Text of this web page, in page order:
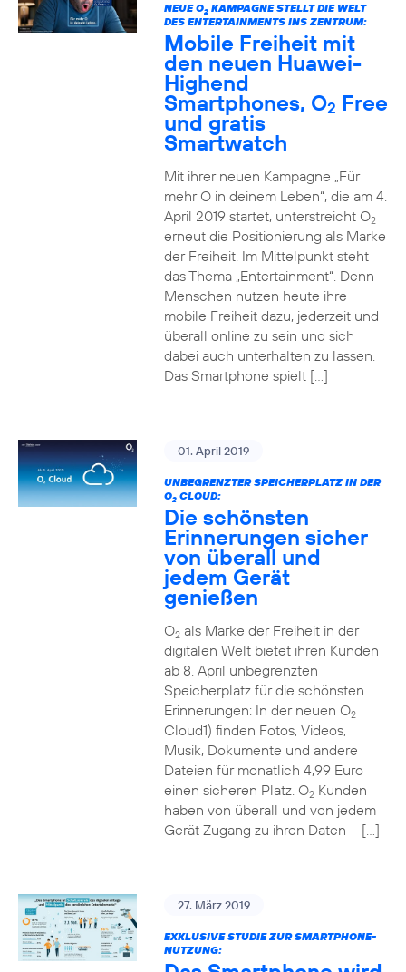
NEUE O2KAMPAGNE STELLT DIE WELT
DES ENTERTAINMENTS INS ZENTRUM:
Mobile Freiheit mit
den neuen Huawei-
Highend
Smartphones, O2 Free
und gratis
Smartwatch
Mit ihrer neuen Kampagne „Für
mehr O in deinem Leben“, die am 4.
April 2019 startet, unterstreicht O2
erneut die Positionierung als Marke
der Freiheit. Im Mittelpunkt steht
das Thema „Entertainment“. Denn
Menschen nutzen heute ihre
mobile Freiheit dazu, jederzeit und
überall online zu sein und sich
dabei auch unterhalten zu lassen.
Das Smartphone spielt […]
01. April 2019
UNBEGRENZTER SPEICHERPLATZ IN DER
O2CLOUD:
Die schönsten
Erinnerungen sicher
von überall und
jedem Gerät
genießen
O2als Marke der Freiheit in der
digitalen Welt bietet ihren Kunden
ab 8. April unbegrenzten
Speicherplatz für die schönsten
Erinnerungen: In der neuen O2
Cloud1) finden Fotos, Videos,
Musik, Dokumente und andere
Dateien für monatlich 4,99 Euro
einen sicheren Platz. O2Kunden
haben von überall und von jedem
Gerät Zugang zu ihren Daten – […]
27. März 2019
EXKLUSIVE STUDIE ZUR SMARTPHONE-
NUTZUNG: